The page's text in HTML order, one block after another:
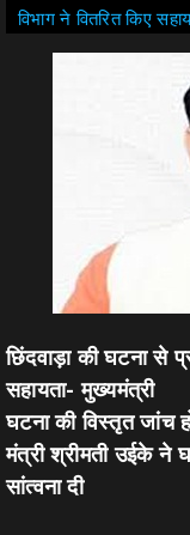
विभाग ने वितरित किए
छिंदवाड़ा की घटना से
सहायता- मुख्यमंत्री
घटना की विस्तृत जांच
मंत्री श्रीमती उईके ने
सांत्वना दी